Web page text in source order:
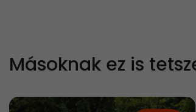
Másoknak ez is